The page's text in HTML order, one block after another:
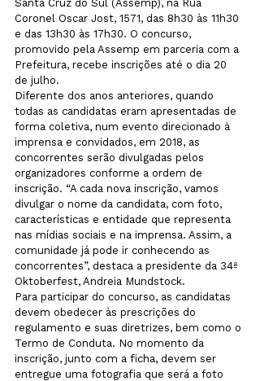
Santa Cruz do Sul (Assemp), na Rua
Coronel Oscar Jost, 1571, das 8h30 às 11h30
e das 13h30 às 17h30. O concurso,
promovido pela Assemp em parceria com a
Prefeitura, recebe inscrições até o dia 20
de julho.
Diferente dos anos anteriores, quando
todas as candidatas eram apresentadas de
forma coletiva, num evento direcionado à
imprensa e convidados, em 2018, as
concorrentes serão divulgadas pelos
organizadores conforme a ordem de
inscrição. “A cada nova inscrição, vamos
divulgar o nome da candidata, com foto,
características e entidade que representa
nas mídias sociais e na imprensa. Assim, a
comunidade já pode ir conhecendo as
concorrentes”, destaca a presidente da 34ª
Oktoberfest, Andreia Mundstock.
Para participar do concurso, as candidatas
devem obedecer às prescrições do
regulamento e suas diretrizes, bem como o
Termo de Conduta. No momento da
inscrição, junto com a ficha, devem ser
entregue uma fotografia que será a foto